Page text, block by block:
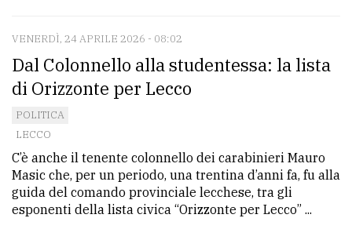
VENERDÌ, 24 APRILE 2026 - 08:02
Dal Colonnello alla studentessa: la lista
di Orizzonte per Lecco
POLITICA
LECCO
C’è anche il tenente colonnello dei carabinieri Mauro
Masic che, per un periodo, una trentina d’anni fa, fu alla
guida del comando provinciale lecchese, tra gli
esponenti della lista civica “Orizzonte per Lecco” ...